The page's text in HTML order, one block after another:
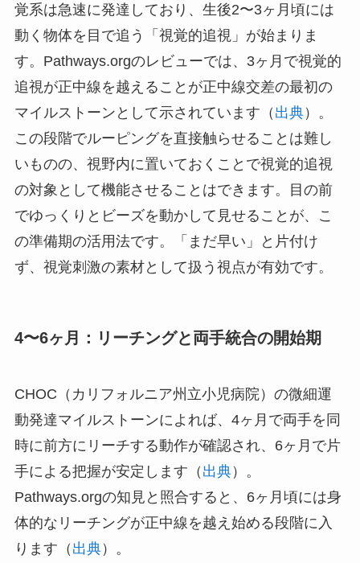
覚系は急速に発達しており、生後2〜3ヶ月頃には
動く物体を目で追う「視覚的追視」が始まりま
す。Pathways.orgのレビューでは、3ヶ月で視覚的
追視が正中線を越えることが正中線交差の最初の
マイルストーンとして示されています（ 出典）。
この段階でルーピングを直接触らせることは難し
いものの、視野内に置いておくことで視覚的追視
の対象として機能させることはできます。目の前
でゆっくりとビーズを動かして見せることが、こ
の準備期の活用法です。「まだ早い」と片付け
ず、視覚刺激の素材として扱う視点が有効です。
4〜6ヶ月：リーチングと両手統合の開始期
CHOC（カリフォルニア州立小児病院）の微細運
動発達マイルストーンによれば、4ヶ月で両手を同
時に前方にリーチする動作が確認され、6ヶ月で片
手による把握が安定します（ 出典）。
Pathways.orgの知見と照合すると、6ヶ月頃には身
体的なリーチングが正中線を越え始める段階に入
ります（ 出典）。